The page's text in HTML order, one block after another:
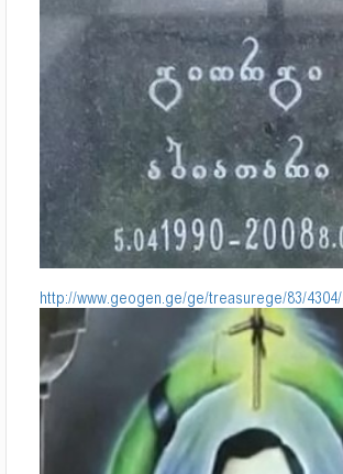
http://www.geogen.ge/ge/treasurege/83/4304/